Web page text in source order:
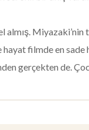
almış.
filmde en
gerçekten de.